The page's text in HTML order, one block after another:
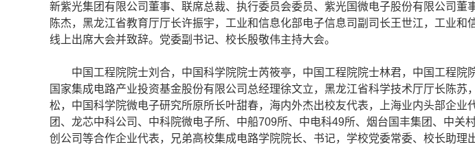
新紫光集团有限公司董事、联席总裁、执行委员会委员、紫光国微电子股份有限公司董
陈杰，黑龙江省教育厅厅长许振宇，工业和信息化部电子信息司副司长王世江，工业和
线上出席大会并致辞。党委副书记、校长殷敬伟主持大会。
中国工程院院士刘合，中国科学院院士芮筱亭，中国工程院院士林君，中国工程院
国家集成电路产业投资基金股份有限公司总经理徐文立，黑龙江省科学技术厅厅长陈苏
松，中国科学院微电子研究所原所长叶甜春，海内外杰出校友代表，上海业内头部企业
团、龙芯中科公司、中科院微电子所、中船709所、中电科49所、烟台国丰集团、中关
创公司等合作企业代表，兄弟高校集成电路学院院长、书记，学校党委常委、校长助理